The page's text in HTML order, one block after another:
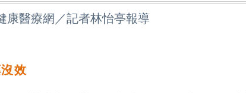
醫療網／記者林怡亭報導
效